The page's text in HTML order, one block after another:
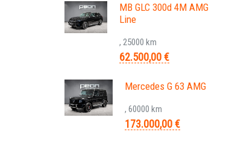
MB GLC 300d 4M AMG
Line
, 25000 km
62.500,00 €
Mercedes G 63 AMG
, 60000 km
173.000,00 €